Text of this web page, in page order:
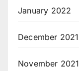
January 2022
December 2021
November 2021